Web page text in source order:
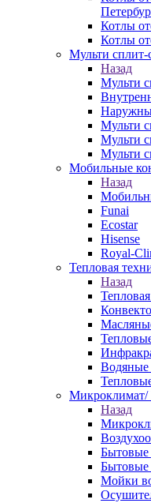
Котлы
Котлы
Мульти сплит-
Назад
Мульти
Мульти
Мульти
Мульти
Мобильные
Назад
Funai
Ecostar
Hisense
Royal-
Тепловая
Назад
Водяные
Назад
Бытовые
Бытовые
Мойки